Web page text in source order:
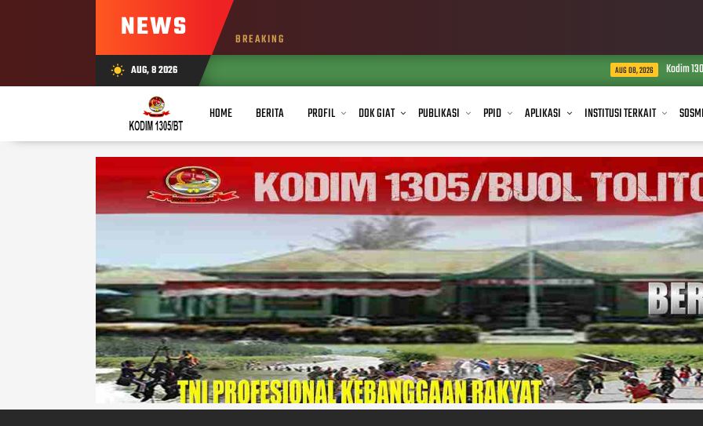
NEWS BREAKING
wb_sunny AUG, 8 2026 Kodim 1305/BT Salurkan Air
HOME BERITA PROFIL DOK GIAT PUBLIKASI PPID APLIKASI INSTITUSI TERKAIT